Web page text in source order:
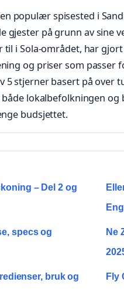
populær spisested i
gjester på grunn av sine
til i Sola-området, har
og priser som passer
5 stjerner basert på over
lokalbefolkningen og
budsjettet.
– Del 2 og
specs og
Ne
bruk og
Fly